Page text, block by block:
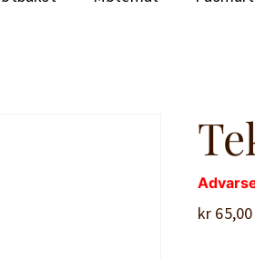
kr 65,00